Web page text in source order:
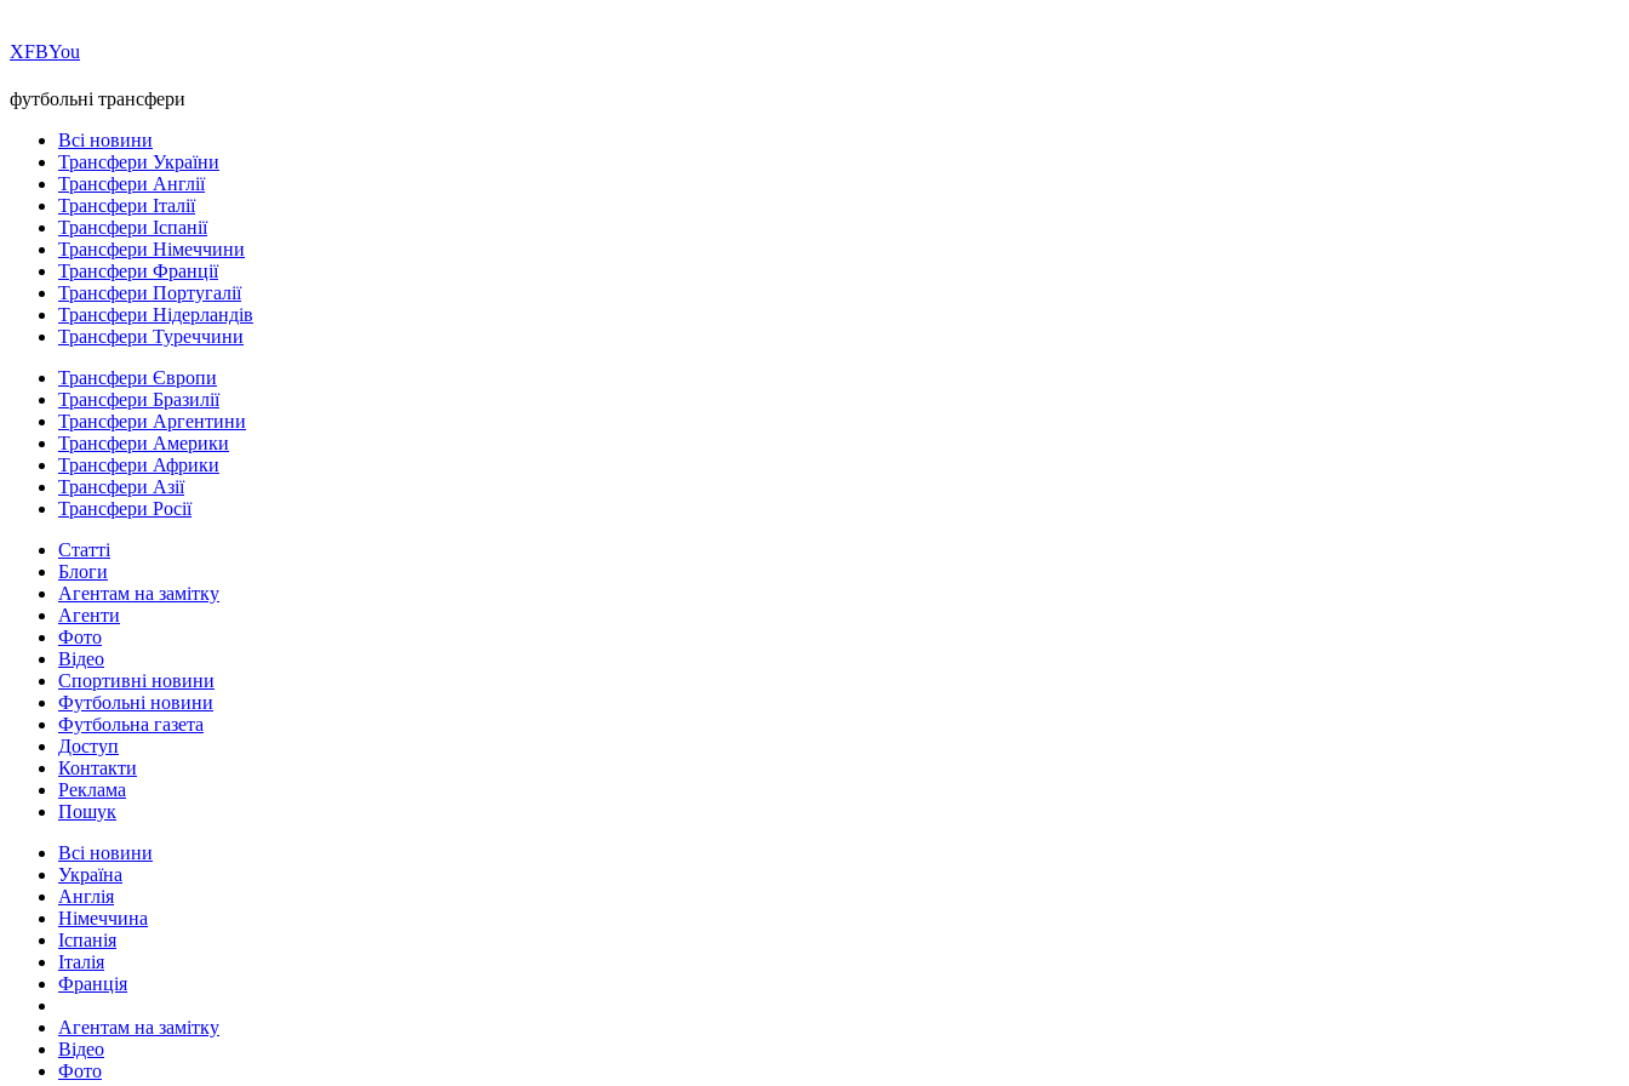
ХFBYou
футбольні трансфери
Всі новини
Трансфери України
Трансфери Англії
Трансфери Італії
Трансфери Іспанії
Трансфери Німеччини
Трансфери Франції
Трансфери Португалії
Трансфери Нідерландів
Трансфери Туреччини
Трансфери Європи
Трансфери Бразилії
Трансфери Аргентини
Трансфери Америки
Трансфери Африки
Трансфери Азії
Трансфери Росії
Статті
Блоги
Агентам на замітку
Агенти
Фото
Відео
Спортивні новини
Футбольні новини
Футбольна газета
Доступ
Контакти
Реклама
Пошук
Всі новини
Україна
Англія
Німеччина
Іспанія
Італія
Франція
Агентам на замітку
Відео
Фото